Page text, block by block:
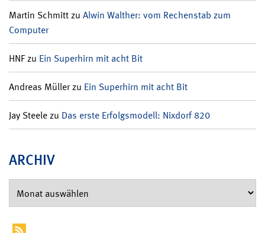
Martin Schmittzu Alwin Walther: vom Rechenstab zum
Computer
HNFzu Ein Superhirn mit acht Bit
Andreas Müllerzu Ein Superhirn mit acht Bit
Jay Steelezu Das erste Erfolgsmodell: Nixdorf 820
ARCHIV